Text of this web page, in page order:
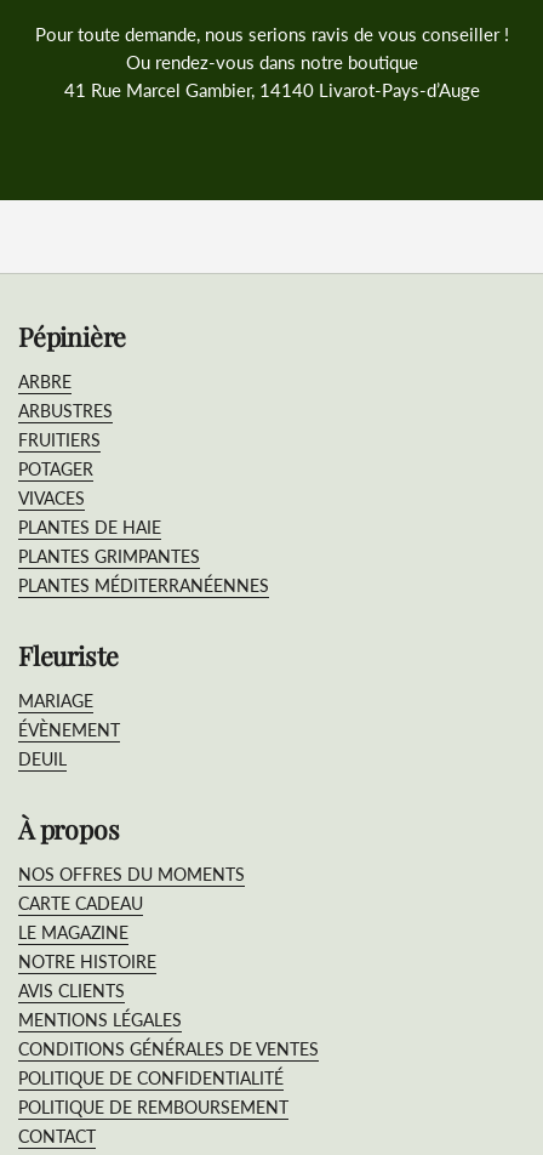
Pour toute demande, nous serions ravis de vous conseiller !
Ou rendez-vous dans notre boutique
41 Rue Marcel Gambier, 14140 Livarot-Pays-d’Auge
Pépinière
ARBRE
ARBUSTRES
FRUITIERS
POTAGER
VIVACES
PLANTES DE HAIE
PLANTES GRIMPANTES
PLANTES MÉDITERRANÉENNES
Fleuriste
MARIAGE
ÉVÈNEMENT
DEUIL
À propos
NOS OFFRES DU MOMENTS
CARTE CADEAU
LE MAGAZINE
NOTRE HISTOIRE
AVIS CLIENTS
MENTIONS LÉGALES
CONDITIONS GÉNÉRALES DE VENTES
POLITIQUE DE CONFIDENTIALITÉ
POLITIQUE DE REMBOURSEMENT
CONTACT